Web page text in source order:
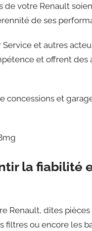
votre Renault
de ses
et autres
et offrent des
et
la fiabilité
Renault, dites
ou encore les